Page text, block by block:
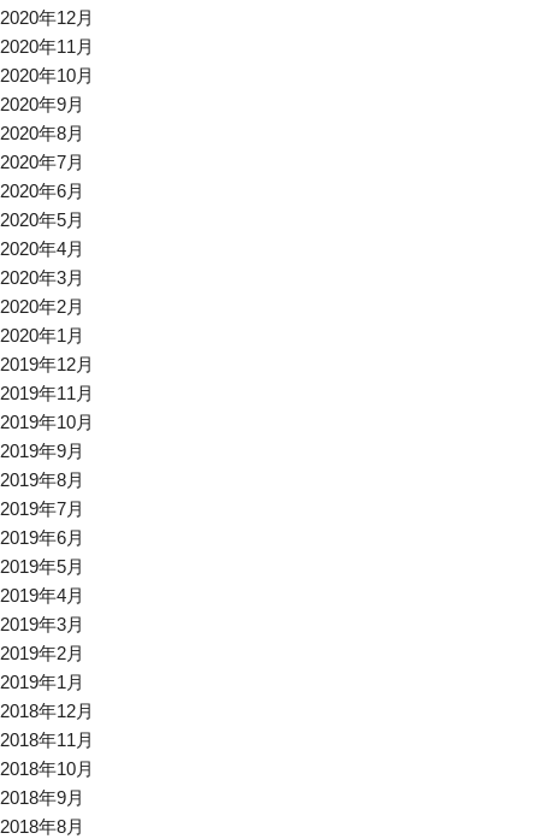
2020年12月
2020年11月
2020年10月
2020年9月
2020年8月
2020年7月
2020年6月
2020年5月
2020年4月
2020年3月
2020年2月
2020年1月
2019年12月
2019年11月
2019年10月
2019年9月
2019年8月
2019年7月
2019年6月
2019年5月
2019年4月
2019年3月
2019年2月
2019年1月
2018年12月
2018年11月
2018年10月
2018年9月
2018年8月